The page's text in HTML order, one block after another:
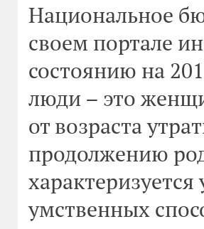
Национальное
своем портале
состоянию на
люди – это
от возраста
продолжению
умственных